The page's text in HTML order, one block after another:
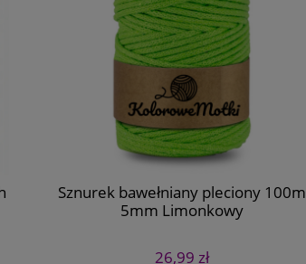
Sznurek bawełniany pleciony 100m
5mm Limonkowy
26,99 zł